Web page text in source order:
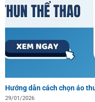
Hướng dẫn cách chọn áo
29/01/2026